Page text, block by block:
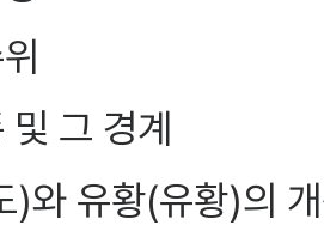
그 경계
)와 유황(유황)의